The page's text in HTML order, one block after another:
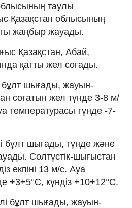
облысының таулы
Қазақстан облысының
жаңбыр жауады.
Қазақстан, Абай,
қатты жел соғады.
бұлт шығады, жауын-
соғатын жел түнде 3-8 м/
температурасы түнде -7-
бұлт шығады, түнде және
Солтүстік-шығыстан
екпіні 13 м/с. Ауа
+3+5°С, күндіз +10+12°С.
бұлт шығады, жауын-